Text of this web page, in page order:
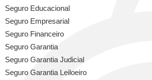
Seguro Educacional
Seguro Empresarial
Seguro Financeiro
Seguro Garantia
Seguro Garantia Judicial
Seguro Garantia Leiloeiro